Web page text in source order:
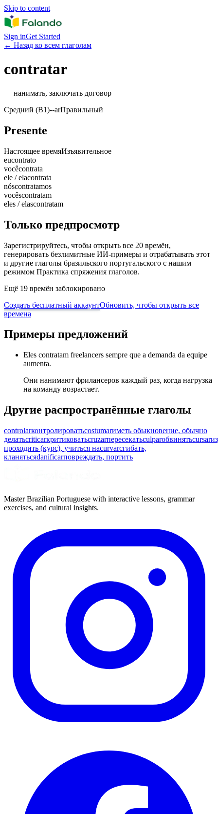
Skip to content
Sign inGet Started
← Назад ко всем глаголам
contratar
— нанимать, заключать договор
Средний (B1)--arПравильный
Presente
Настоящее времяИзъявительное
eucontrato
vocêcontrata
ele / elacontrata
nóscontratamos
vocêscontratam
eles / elascontratam
Только предпросмотр
Зарегистрируйтесь, чтобы открыть все 20 времён,
генерировать безлимитные ИИ-примеры и отрабатывать этот
и другие глаголы бразильского португальского с нашим
режимом Практика спряжения глаголов.
Ещё 19 времён заблокировано
Создать бесплатный аккаунтОбновить, чтобы открыть все
времена
Примеры предложений
Eles contratam freelancers sempre que a demanda da equipe
aumenta.
Они нанимают фрилансеров каждый раз, когда нагрузка
на команду возрастает.
Другие распространённые глаголы
controlarконтролироватьcostumarиметь обыкновение, обычно
делатьcriticarкритиковатьcruzarпересекатьculparобвинятьcursar
проходить (курс), учиться наcurvarсгибать,
кланятьсяdanificarповреждать, портить
Master Brazilian Portuguese with interactive lessons, grammar
exercises, and cultural insights.